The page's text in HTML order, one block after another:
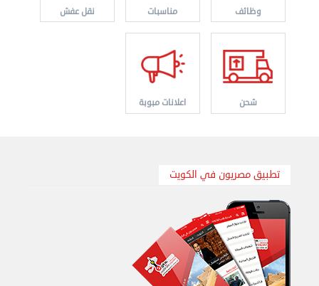
نقل عفش الكويت 50636444 فك وتركيب ايكيا محلي ...
الأحد 01 سبتمبر 2024 02:03 م
وظائف مناسبات نقل عفش
شحن اعلانات مبوبة
تطبيق مصريون في الكويت